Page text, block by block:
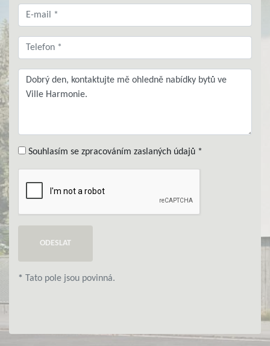
Souhlasím se zpracováním zaslaných údajů *
ODESLAT
* Tato pole jsou povinná.